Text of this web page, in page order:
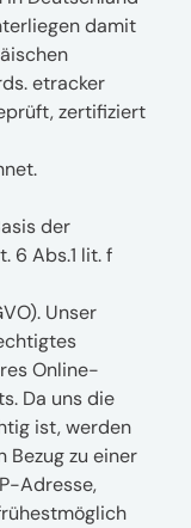
damit
etracker
zertifiziert
der
6 Abs.1 lit. f
Unser
Online-
Da uns die
ist, werden
Bezug zu einer
Adresse,